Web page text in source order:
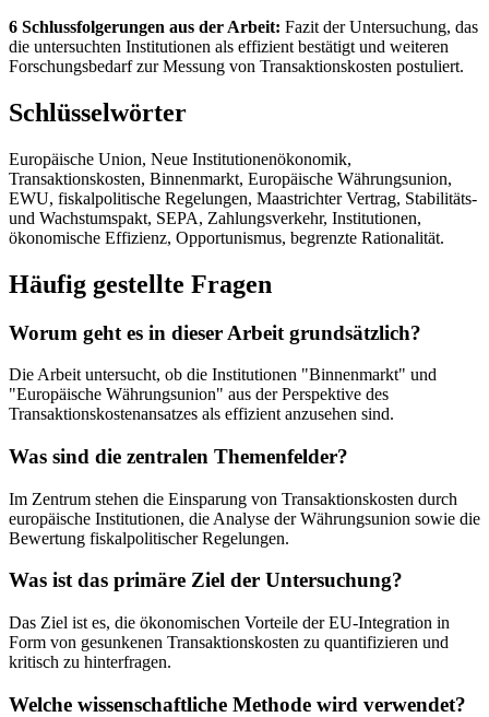
6 Schlussfolgerungen aus der Arbeit: Fazit der Untersuchung, das
die untersuchten Institutionen als effizient bestätigt und weiteren
Forschungsbedarf zur Messung von Transaktionskosten postuliert.
Schlüsselwörter
Europäische Union, Neue Institutionenökonomik,
Transaktionskosten, Binnenmarkt, Europäische Währungsunion,
EWU, fiskalpolitische Regelungen, Maastrichter Vertrag, Stabilitäts-
und Wachstumspakt, SEPA, Zahlungsverkehr, Institutionen,
ökonomische Effizienz, Opportunismus, begrenzte Rationalität.
Häufig gestellte Fragen
Worum geht es in dieser Arbeit grundsätzlich?
Die Arbeit untersucht, ob die Institutionen "Binnenmarkt" und
"Europäische Währungsunion" aus der Perspektive des
Transaktionskostenansatzes als effizient anzusehen sind.
Was sind die zentralen Themenfelder?
Im Zentrum stehen die Einsparung von Transaktionskosten durch
europäische Institutionen, die Analyse der Währungsunion sowie die
Bewertung fiskalpolitischer Regelungen.
Was ist das primäre Ziel der Untersuchung?
Das Ziel ist es, die ökonomischen Vorteile der EU-Integration in
Form von gesunkenen Transaktionskosten zu quantifizieren und
kritisch zu hinterfragen.
Welche wissenschaftliche Methode wird verwendet?